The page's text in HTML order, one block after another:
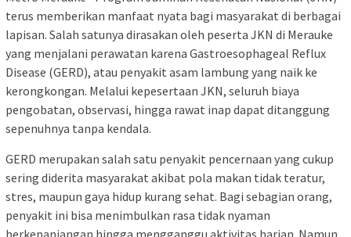
terus memberikan manfaat nyata bagi masyarakat di berbagai
lapisan. Salah satunya dirasakan oleh peserta JKN di Merauke
yang menjalani perawatan karena Gastroesophageal Reflux
Disease (GERD), atau penyakit asam lambung yang naik ke
kerongkongan. Melalui kepesertaan JKN, seluruh biaya
pengobatan, observasi, hingga rawat inap dapat ditanggung
sepenuhnya tanpa kendala.
GERD merupakan salah satu penyakit pencernaan yang cukup
sering diderita masyarakat akibat pola makan tidak teratur,
stres, maupun gaya hidup kurang sehat. Bagi sebagian orang,
penyakit ini bisa menimbulkan rasa tidak nyaman